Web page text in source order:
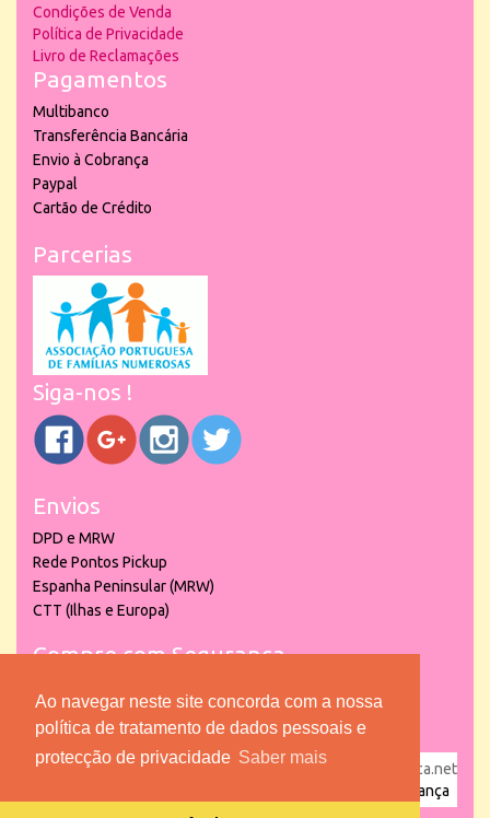
Ao navegar neste site concorda com a nossa
política de tratamento de dados pessoais e
protecção de privacidade Saber mais
Condições de Venda
Política de Privacidade
Livro de Reclamações
Pagamentos
Multibanco
Transferência Bancária
Envio à Cobrança
Paypal
Cartão de Crédito
Parcerias
Siga-nos !
Envios
DPD e MRW
Rede Pontos Pickup
Espanha Peninsular (MRW)
CTT (Ilhas e Europa)
Compre com Segurança
powered by puber!a | © 2026 Copyright www.lojadacrianca.net
Loja da Criança